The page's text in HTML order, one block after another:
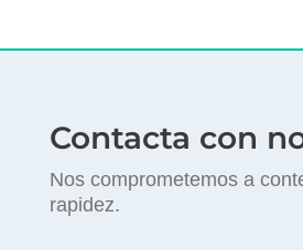
Contacta con
Nos comprometemos a
rapidez.